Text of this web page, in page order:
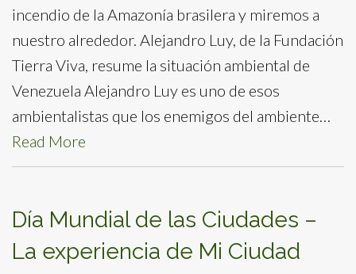
incendio de la Amazonía brasilera y miremos a
nuestro alrededor. Alejandro Luy, de la Fundación
Tierra Viva, resume la situación ambiental de
Venezuela Alejandro Luy es uno de esos
ambientalistas que los enemigos del ambiente…
Read More
Día Mundial de las Ciudades –
La experiencia de Mi Ciudad